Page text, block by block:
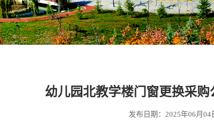
幼儿园北教学楼门窗更换采购
发布日期：2025年06月04